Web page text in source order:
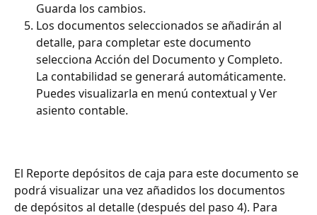
Guarda los cambios.
Los documentos seleccionados se añadirán al
detalle, para completar este documento
selecciona Acción del Documento y Completo.
La contabilidad se generará automáticamente.
Puedes visualizarla en menú contextual y Ver
asiento contable.
El Reporte depósitos de caja para este documento se
podrá visualizar una vez añadidos los documentos
de depósitos al detalle (después del paso 4). Para